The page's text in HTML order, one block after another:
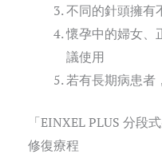
不同的針頭擁有
懷孕中的婦女、
議使用
若有長期病患者
「EINXEL PLUS 分段
修復療程